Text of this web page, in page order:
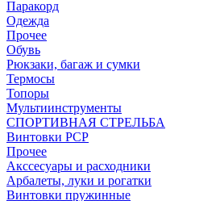
Паракорд
Одежда
Прочее
Обувь
Рюкзаки, багаж и сумки
Термосы
Топоры
Мультиинструменты
СПОРТИВНАЯ СТРЕЛЬБА
Винтовки PCP
Прочее
Акссесуары и расходники
Арбалеты, луки и рогатки
Винтовки пружинные